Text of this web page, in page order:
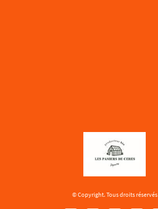
© Copyright. Tous droits réservés